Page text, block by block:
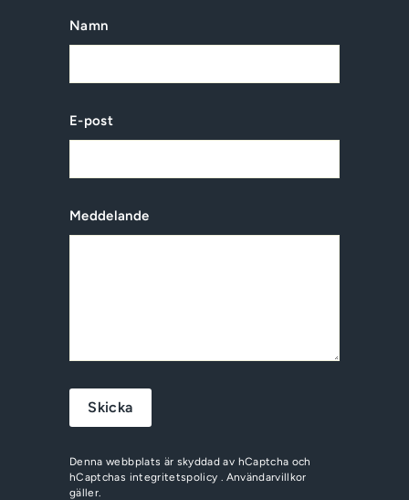
Namn
E-post
Meddelande
Skicka
Denna webbplats är skyddad av hCaptcha och
hCaptchas integritetspolicy . Användarvillkor
gäller.